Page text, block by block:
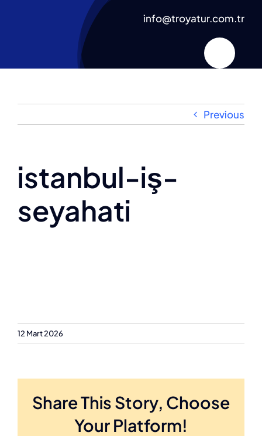
info@troyatur.com.tr
Previous
istanbul-iş-
seyahati
12 Mart 2026
Share This Story, Choose
Your Platform!